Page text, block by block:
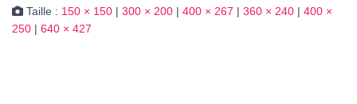
Taille : 150 × 150 | 300 × 200 | 400 × 267 | 360 × 240 | 400 ×
250 | 640 × 427